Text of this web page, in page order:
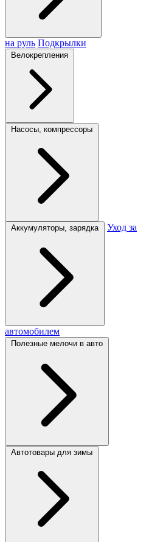
на руль Подкрылки
Велокрепления
Насосы, компрессоры
Аккумуляторы, зарядка Уход за
автомобилем
Полезные мелочи в авто
Автотовары для зимы